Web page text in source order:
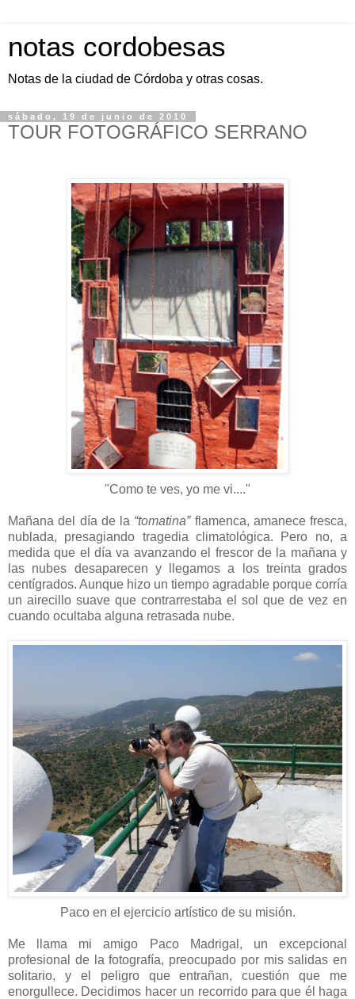
notas cordobesas
Notas de la ciudad de Córdoba y otras cosas.
sábado, 19 de junio de 2010
TOUR FOTOGRÁFICO SERRANO
"Como te ves, yo me vi...."
Mañana del día de la “tomatina”flamenca, amanece fresca,
nublada, presagiando tragedia climatológica. Pero no, a
medida que el día va avanzando el frescor de la mañana y
las nubes desaparecen y llegamos a los treinta grados
centígrados. Aunque hizo un tiempo agradable porque corría
un airecillo suave que contrarrestaba el sol que de vez en
cuando ocultaba alguna retrasada nube.
Paco en el ejercicio artístico de su misión.
Me llama mi amigo Paco Madrigal, un excepcional
profesional de la fotografía, preocupado por mis salidas en
solitario, y el peligro que entrañan, cuestión que me
enorgullece. Decidimos hacer un recorrido para que él haga